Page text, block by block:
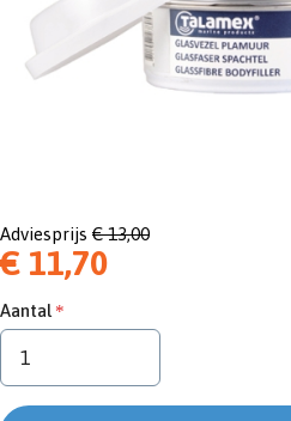
Adviesprijs € 13,00
€ 11,70
Aantal